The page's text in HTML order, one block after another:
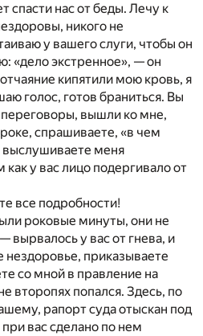
спасти нас от беды. Лечу к
никого не
у вашего слуги, чтобы он
«дело экстренное», — он
кипятили мою кровь, я
голос, готов браниться. Вы
вышли ко мне,
спрашиваете, «в чем
меня
у вас лицо подергивало от
все подробности!
роковые минуты, они не
вырвалось у вас от гнева, и
нездоровье, приказываете
со мной в правление на
второпях попался. Здесь, по
рапорт суда отыскан под
вас сделано по нем